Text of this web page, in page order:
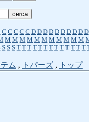
C C C C C D D D D D D D D D D
M M M M M M M M M M M
S S S T T T T T T T T T T T T T
ム , トパーズ , トップ